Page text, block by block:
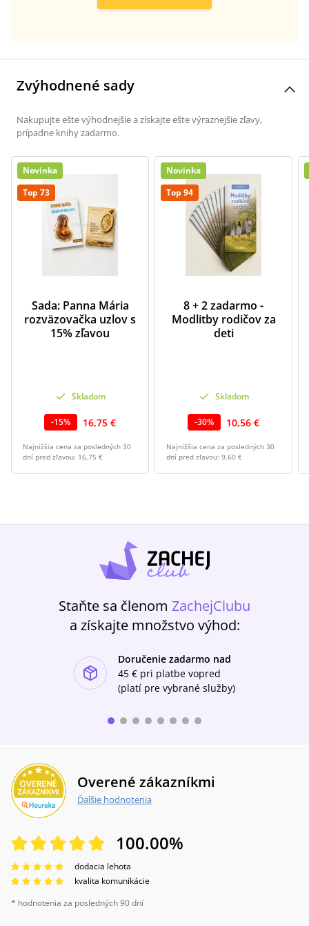
Zvýhodnené sady
Nakupujte ešte výhodnejšie a získajte ešte výraznejšie zľavy,
prípadne knihy zadarmo.
Novinka
Top 73
Sada: Panna Mária
rozväzovačka uzlov s
15% zľavou
Skladom
-15% 16,75 €
Najnižšia cena za posledných 30
dní pred zľavou: 16,75 €
Novinka
Top 94
8 + 2 zadarmo -
Modlitby rodičov za
deti
Skladom
-30% 10,56 €
Najnižšia cena za posledných 30
dní pred zľavou: 9,60 €
Staňte sa členom ZachejClubu
a získajte množstvo výhod:
Doručenie zadarmo nad
45 € pri platbe vopred
(platí pre vybrané služby)
Overené zákazníkmi
Ďalšie hodnotenia
100.00%
dodacia lehota
kvalita komunikácie
* hodnotenia za posledných 90 dní